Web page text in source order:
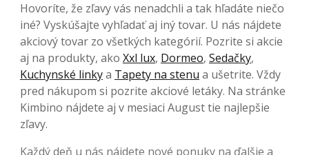
Hovoríte, že zľavy vás nenadchli a tak hľadáte niečo
iné? Vyskúšajte vyhľadať aj iný tovar. U nás nájdete
akciový tovar zo všetkých kategórií. Pozrite si akcie
aj na produkty, ako Xxl lux, Dormeo, Sedačky,
Kuchynské linkya Tapety na stenu a ušetrite. Vždy
pred nákupom si pozrite akciové letáky. Na stránke
Kimbino nájdete aj v mesiaci August tie najlepšie
zľavy.
Každý deň u nás nájdete nové ponuky na ďalšie a